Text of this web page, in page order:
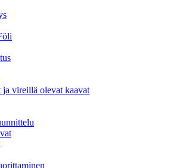
ja vireillä olevat kaavat